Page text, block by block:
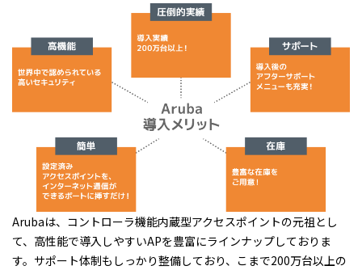
Arubaは、コントローラ機能内蔵型アクセスポイントの元祖とし
て、高性能で導入しやすいAPを豊富にラインナップしておりま
す。サポート体制もしっかり整備しており、こまで200万台以上の